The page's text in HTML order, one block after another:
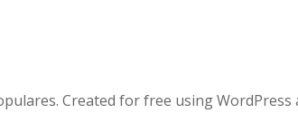
Created for free using WordPress